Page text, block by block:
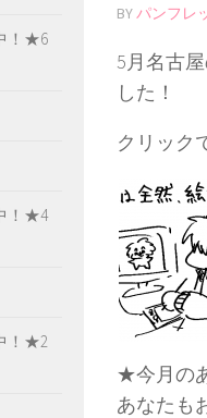
BYパンフレ
5月名古
した！
クリック
★今月の
あなたも
！★6
！★4
！★2